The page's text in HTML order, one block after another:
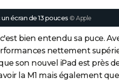
écran de 13 pouces © Apple
bien entendu sa puce.
nettement
son nouvel iPad est près
la M1 mais également